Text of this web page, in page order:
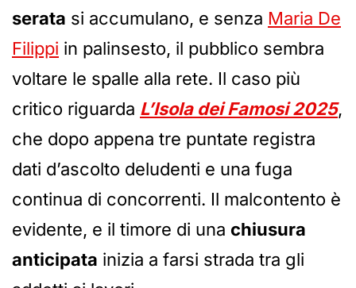
serata si accumulano, e senza Maria De
Filippi in palinsesto, il pubblico sembra
voltare le spalle alla rete. Il caso più
critico riguarda L’Isola dei Famosi 2025,
che dopo appena tre puntate registra
dati d’ascolto deludenti e una fuga
continua di concorrenti. Il malcontento è
evidente, e il timore di una chiusura
anticipata inizia a farsi strada tra gli